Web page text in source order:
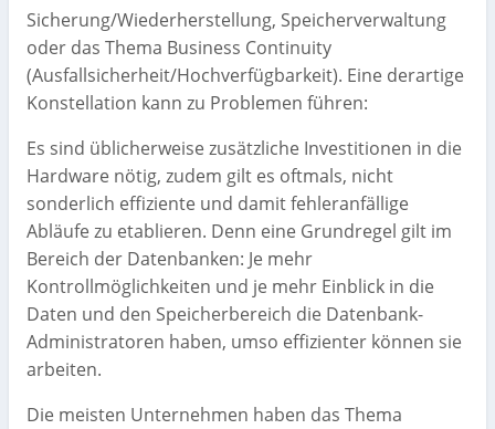
Sicherung/Wiederherstellung, Speicherverwaltung
oder das Thema Business Continuity
(Ausfallsicherheit/Hochverfügbarkeit). Eine derartige
Konstellation kann zu Problemen führen:
Es sind üblicherweise zusätzliche Investitionen in die
Hardware nötig, zudem gilt es oftmals, nicht
sonderlich effiziente und damit fehleranfällige
Abläufe zu etablieren. Denn eine Grundregel gilt im
Bereich der Datenbanken: Je mehr
Kontrollmöglichkeiten und je mehr Einblick in die
Daten und den Speicherbereich die Datenbank-
Administratoren haben, umso effizienter können sie
arbeiten.
Die meisten Unternehmen haben das Thema